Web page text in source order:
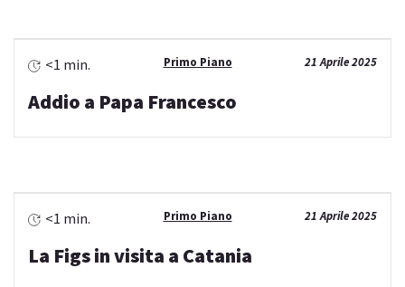
21 Aprile 2025
Primo Piano
<1 min.
Addio a Papa Francesco
21 Aprile 2025
Primo Piano
<1 min.
La Figs in visita a Catania